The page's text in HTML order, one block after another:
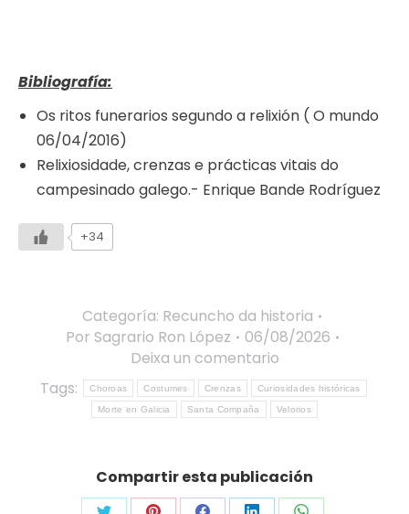
Bibliografía:
Os ritos funerarios segundo a relixión ( O mundo
06/04/2016)
Relixiosidade, crenzas e prácticas vitais do
campesinado galego.- Enrique Bande Rodríguez
+34
Categoría: Recuncho da historia
Por Sagrario Ron López
06/08/2026
Deixa un comentario
Tags:
Choroas Costumes Crenzas Curiosidades históricas
Morte en Galicia Santa Compaña Velorios
Compartir esta publicación